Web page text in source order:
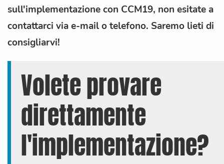
sull'implementazione con CCM19, non esitate a
contattarci via e-mail o telefono. Saremo lieti di
consigliarvi!
Volete provare
direttamente
l'implementazione?